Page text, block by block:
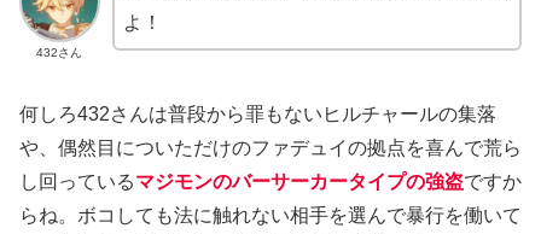
432さん
よ！
何しろ432さんは普段から罪もないヒルチャールの集落
や、偶然目についただけのファデュイの拠点を喜んで荒ら
し回っているマジモンのバーサーカータイプの強盗ですか
らね。ボコしても法に触れない相手を選んで暴行を働いて